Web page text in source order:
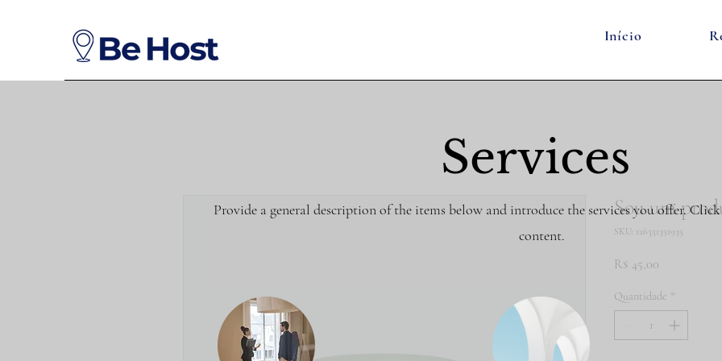
Início
Sou um
SKU: 126351351935
R$ 45,00
Quantidade *
Services
Provide a general description of the items below and introduce the services you offer.
content.